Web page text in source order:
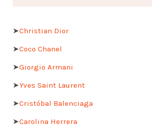
➤Christian Dior
➤Coco Chanel
➤Giorgio Armani
➤Yves Saint Laurent
➤Cristóbal Balenciaga
➤Carolina Herrera